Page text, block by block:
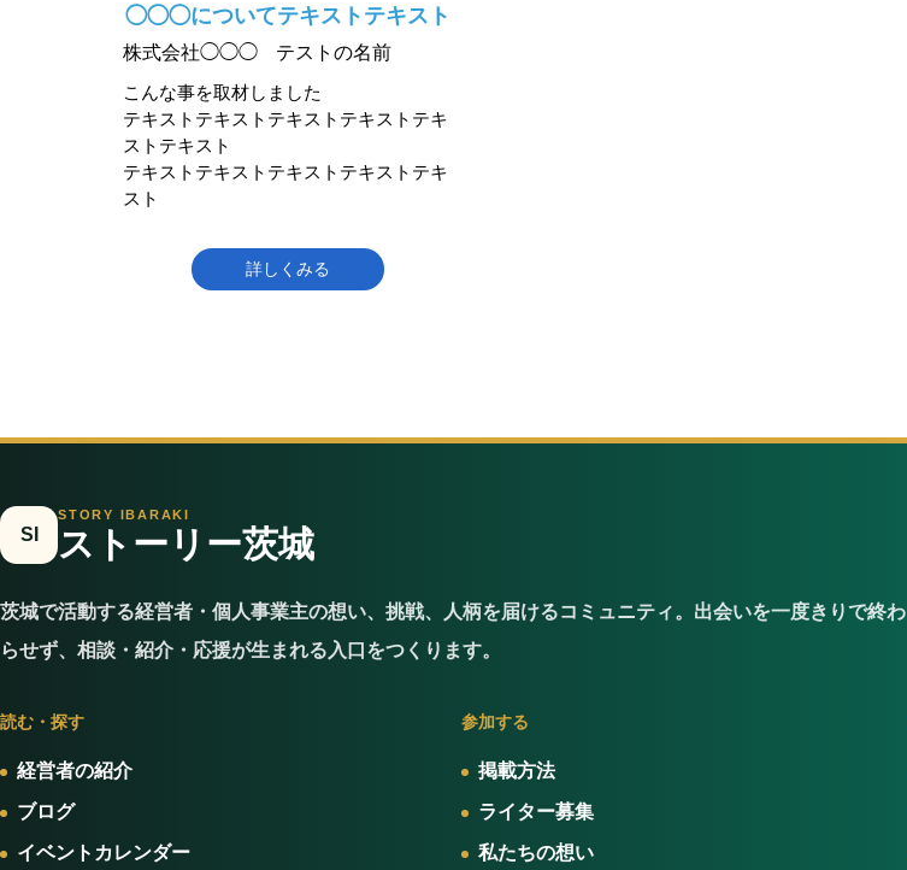
◯◯◯についてテキストテキスト
株式会社◯◯◯
テストの名前
こんな事を取材しました
テキストテキストテキストテキストテキ
ストテキスト
テキストテキストテキストテキストテキ
スト
詳しくみる
SI
STORY IBARAKI
ストーリー茨城
茨城で活動する経営者・個人事業主の想い、挑戦、人柄を届けるコミュニティ。出会いを一度きりで終わ
らせず、相談・紹介・応援が生まれる入口をつくります。
読む・探す
経営者の紹介
ブログ
イベントカレンダー
参加する
掲載方法
ライター募集
私たちの想い